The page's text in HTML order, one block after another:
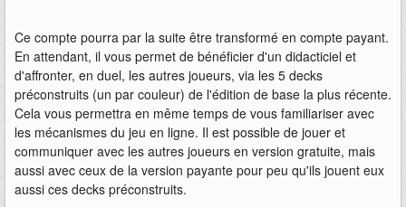
Ce compte pourra par la suite être transformé en compte payant.
En attendant, il vous permet de bénéficier d'un didacticiel et
d'affronter, en duel, les autres joueurs, via les 5 decks
préconstruits (un par couleur) de l'édition de base la plus récente.
Cela vous permettra en même temps de vous familiariser avec
les mécanismes du jeu en ligne. Il est possible de jouer et
communiquer avec les autres joueurs en version gratuite, mais
aussi avec ceux de la version payante pour peu qu'ils jouent eux
aussi ces decks préconstruits.